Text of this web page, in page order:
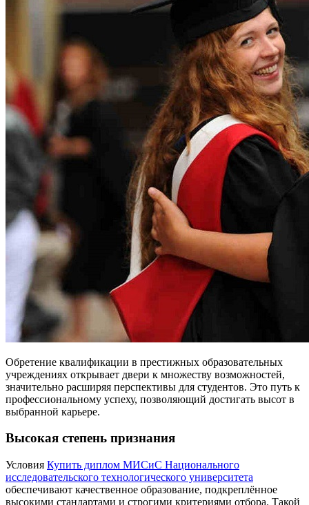
Обретение квалификации в престижных образовательных
учреждениях открывает двери к множеству возможностей,
значительно расширяя перспективы для студентов. Это путь к
профессиональному успеху, позволяющий достигать высот в
выбранной карьере.
Высокая степень признания
Условия Купить диплом МИСиС Национального
исследовательского технологического университета
обеспечивают качественное образование, подкреплённое
высокими стандартами и строгими критериями отбора. Такой